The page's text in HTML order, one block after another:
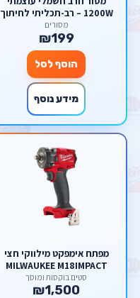
1200W – רב-תכליתי לחיתוך
סל"ד) מבית סקורפיון
מסורים
₪199
הוסף לסל
מידע נוסף
מפתח אימפקט מילווקי חצי
MILWAUKEE M18IMPACT
WRENCH
סטים בוקסות ומוסך
₪1,500